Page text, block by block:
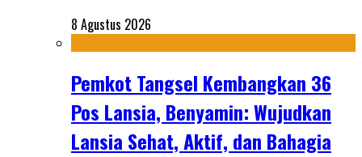
8 Agustus 2026
Pemkot Tangsel Kembangkan 36
Pos Lansia, Benyamin: Wujudkan
Lansia Sehat, Aktif, dan Bahagia